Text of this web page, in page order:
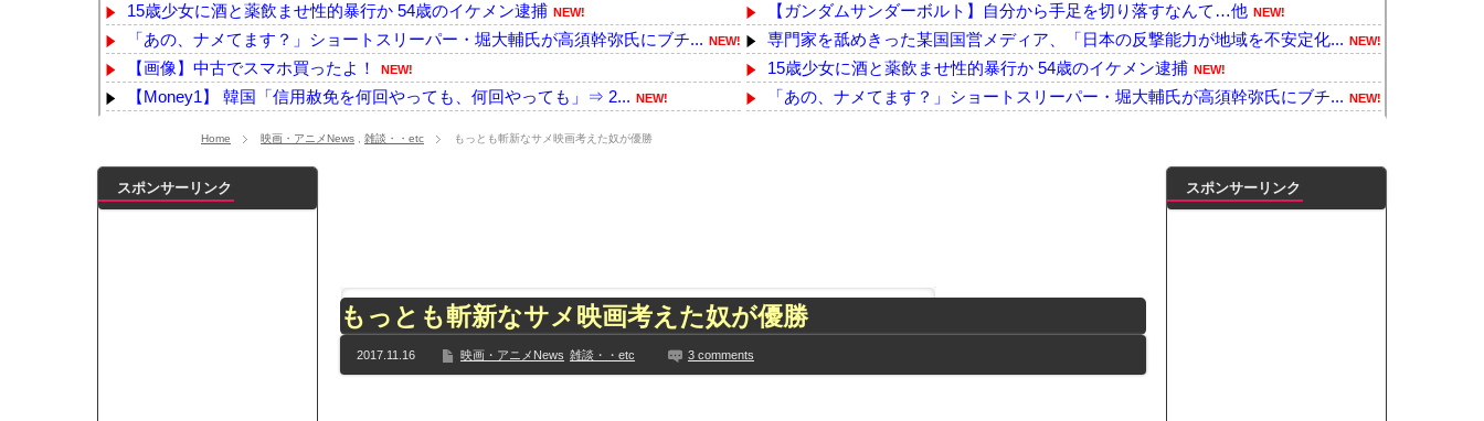
15歳少女に酒と薬飲ませ性的暴行か 54歳のイケメン逮捕 NEW!
「あの、ナメてます？」ショートスリーパー・堀大輔氏が高須幹弥氏にブチ... NEW!
【画像】中古でスマホ買ったよ！ NEW!
【Money1】 韓国「信用赦免を何回やっても、何回やっても」⇒ 2... NEW!
【ｗ】物凄くカワイイ子猫の取っ組み合い！
浦野芽良アナ ピタピタニットでボディラインくっきり！！
【乃木坂】水谷豊の息子、三山凌輝がW不倫‼共演した久保史緒里と中村麗...
【TWICE】サナが佐藤健とダブル主演の映画で演技に初挑戦‼
【速報】石破首相 大敗の責任「両院議員総会での意見や総括を踏まえ、適...
【ガンダムサンダーボルト】自分から手足を切り落すなんて…他 NEW!
専門家を舐めきった某国国営メディア、「日本の反撃能力が地域を不安定化... NEW!
15歳少女に酒と薬飲ませ性的暴行か 54歳のイケメン逮捕 NEW!
「あの、ナメてます？」ショートスリーパー・堀大輔氏が高須幹弥氏にブチ... NEW!
【Money1】 韓国「信用赦免を何回やっても、何回やっても」⇒ 2... NEW!
近所のコープにいる爺さん、隙あらば他人のカゴに商品を入れようとする NEW!
韓国芸能界「日本の真似してアイドル量産してきたが、本当は人気がなくて...
韓国人「韓国が米韓通貨スワップ交渉に全力を注ぐべき理由がこちら‥日米...
Home 映画・アニメNews 雑談・・etc もっとも斬新なサメ映画考えた奴が優勝
もっとも斬新なサメ映画考えた奴が優勝
2017.11.16 映画・アニメNews 雑談・・etc 3 comments
スポンサーリンク スポンサーリンク